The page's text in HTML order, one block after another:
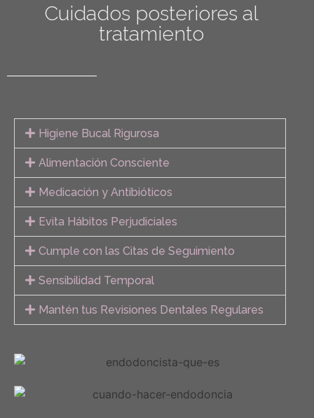
Cuidados posteriores al
tratamiento
Higiene Bucal Rigurosa
Alimentación Consciente
Medicación y Antibióticos
Evita Hábitos Perjudiciales
Cumple con las Citas de Seguimiento
Sensibilidad Temporal
Mantén tus Revisiones Dentales Regulares